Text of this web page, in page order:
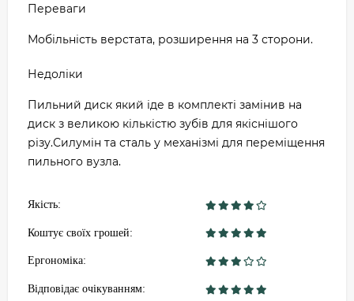
Переваги
Мобільність верстата, розширення на 3 сторони.
Недоліки
Пильний диск який іде в комплекті замінив на
диск з великою кількістю зубів для якіснішого
різу.Силумін та сталь у механізмі для переміщення
пильного вузла.
Якість:
Коштує своїх грошей:
Ергономіка:
Відповідає очікуванням: